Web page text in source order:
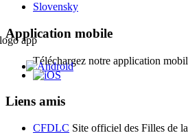
Slovensky
Application mobile
Téléchargez notre application
Liens amis
CFDLC Site officiel des Filles de